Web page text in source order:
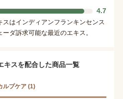
4.7
はインディアンフランキンセンス
ダ訴求可能な最近のエキス。
キスを配合した商品一覧
ルプケア (1)